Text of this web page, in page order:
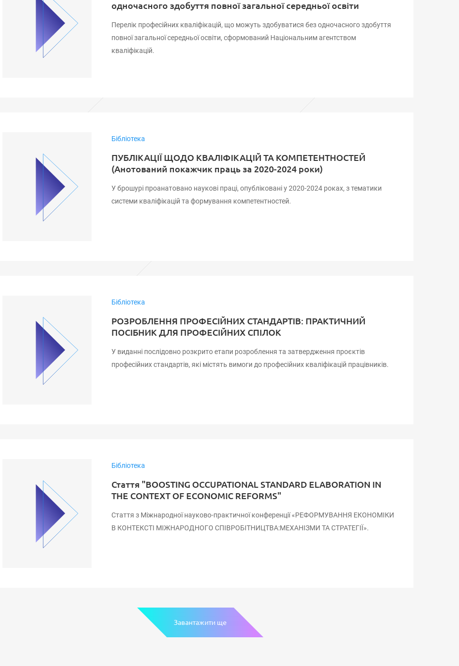
одночасного здобуття повної загальної середньої освіти
Перелік професійних кваліфікацій, що можуть здобуватися без одночасного здобуття
повної загальної середньої освіти, сформований Національним агентством
кваліфікацій.
Бібліотека
ПУБЛІКАЦІЇ ЩОДО КВАЛІФІКАЦІЙ ТА КОМПЕТЕНТНОСТЕЙ
(Анотований покажчик праць за 2020-2024 роки)
У брошурі проанатовано наукові праці, опубліковані у 2020-2024 роках, з тематики
системи кваліфікацій та формування компетентностей.
Бібліотека
РОЗРОБЛЕННЯ ПРОФЕСІЙНИХ СТАНДАРТІВ: ПРАКТИЧНИЙ
ПОСІБНИК ДЛЯ ПРОФЕСІЙНИХ СПІЛОК
У виданні послідовно розкрито етапи розроблення та затвердження проєктів
професійних стандартів, які містять вимоги до професійних кваліфікацій працівників.
Бібліотека
Стаття "BOOSTING OCCUPATIONAL STANDARD ELABORATION IN
THE CONTEXT OF ECONOMIC REFORMS"
Стаття з Міжнародної науково-практичної конференції «РЕФОРМУВАННЯ ЕКОНОМІКИ
В КОНТЕКСТІ МІЖНАРОДНОГО СПІВРОБІТНИЦТВА:МЕХАНІЗМИ ТА СТРАТЕГІЇ».
Завантажити ще